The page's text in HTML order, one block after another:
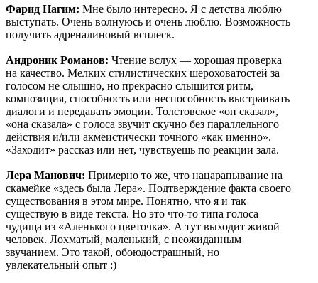
Фарид Нагим: Мне было интересно. Я с детства люблю
выступать. Очень волнуюсь и очень люблю. Возможность
получить адреналиновый всплеск.
Андроник Романов: Чтение вслух — хорошая проверка
на качество. Мелких стилистических шероховатостей за
голосом не слышно, но прекрасно слышится ритм,
композиция, способность или неспособность выстраивать
диалоги и передавать эмоции. Толстовское «он сказал»,
«она сказала» с голоса звучит скучно без параллельного
действия и/или акмеистически точного «как именно».
«Заходит» рассказ или нет, чувствуешь по реакции зала.
Лера Манович: Примерно то же, что нацарапывание на
скамейке «здесь была Лера». Подтверждение факта своего
существования в этом мире. Понятно, что я и так
существую в виде текста. Но это что-то типа голоса
чудища из «Аленького цветочка». А тут выходит живой
человек. Лохматый, маленький, с неожиданным
звучанием. Это такой, обоюдострашный, но
увлекательный опыт :)